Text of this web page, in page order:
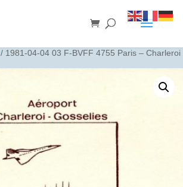
/ 1981-04-04 03 F-BVFF 4755 Paris – Charleroi